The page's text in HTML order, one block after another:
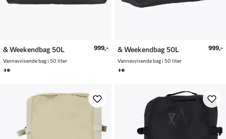
& Weekendbag 50L
Vannavvisende bag i 50 liter
999,- & Weekendbag 50L
Vannavvisende bag i 50 liter
999,-